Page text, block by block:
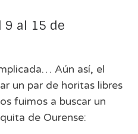
9 al 15 de
Aún así, el
un par de horitas libres
fuimos a buscar un
de Ourense: